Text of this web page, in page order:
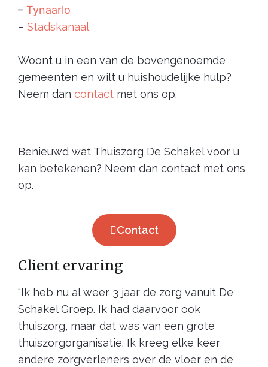
– Tynaarlo
– Stadskanaal
Woont u in een van de bovengenoemde
gemeenten en wilt u huishoudelijke hulp?
Neem dan contact met ons op.
Benieuwd wat Thuiszorg De Schakel voor u
kan betekenen? Neem dan contact met ons
op.
Contact
Client ervaring
“Ik heb nu al weer 3 jaar de zorg vanuit De
Schakel Groep. Ik had daarvoor ook
thuiszorg, maar dat was van een grote
thuiszorgorganisatie. Ik kreeg elke keer
andere zorgverleners over de vloer en de